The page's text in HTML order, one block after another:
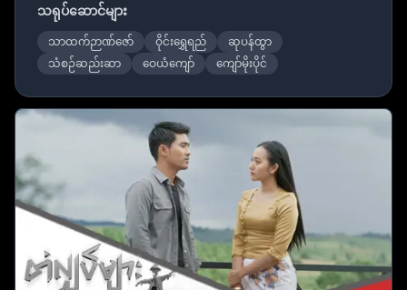
သရုပ်ဆောင်များ
သာထက်ဉာဏ်ဇော် ဝိုင်းရွှေရည်
ဆုပန်ထွာ
သံစဉ်ဆည်းဆာ
ဝေယံကျော် ကျော်မိုးပိုင်